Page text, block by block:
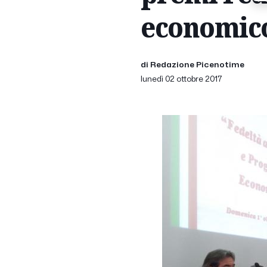
di Redazione Picenotime
lunedì 02 ottobre 2017